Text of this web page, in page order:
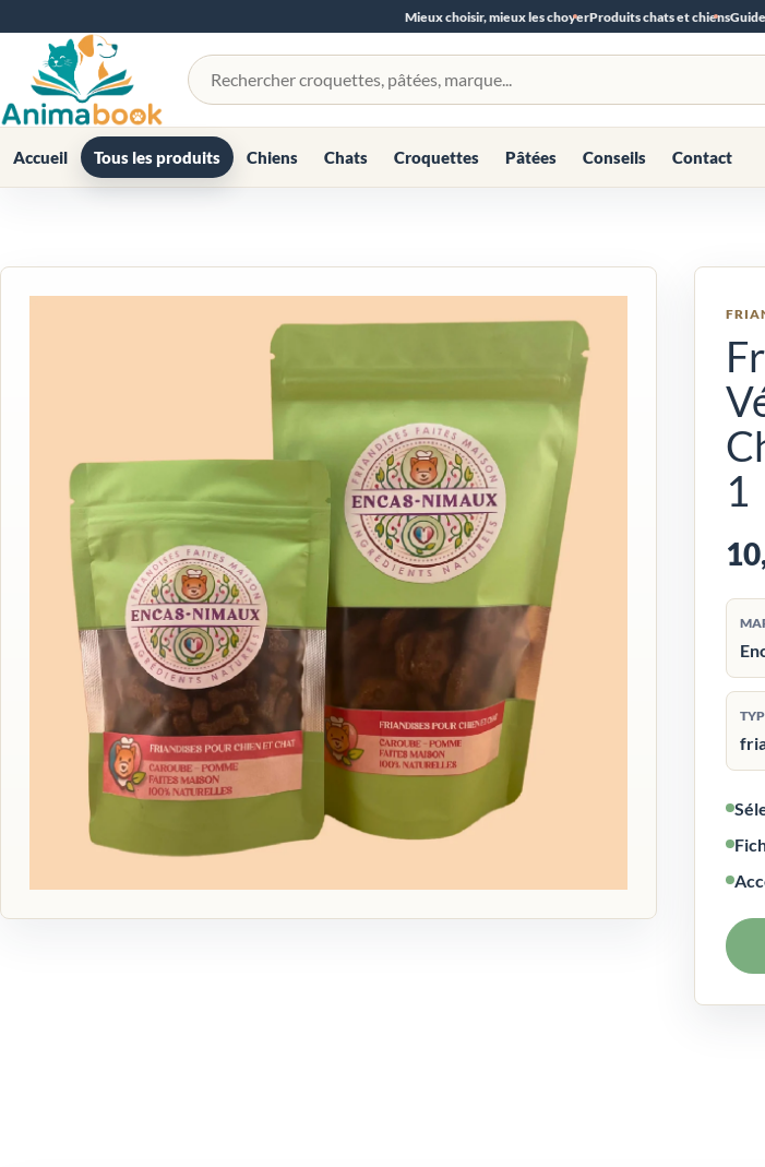
Mieux choisir, mieux les choyerProduits chats et chiens
Rechercher un produit
Accueil Tous les produits Chiens Chats Croquettes Pâtées Conseils Contact
1